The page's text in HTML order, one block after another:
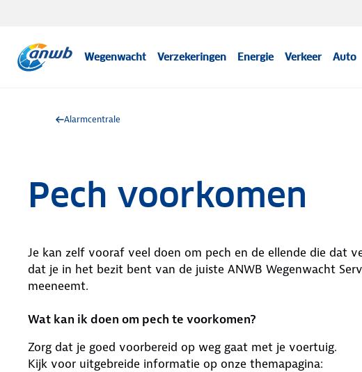
Wegenwacht Verzekeringen Energie Verkeer Auto
Alarmcentrale
Pech voorkomen
Je kan zelf vooraf veel doen om pech en de ellende die dat
dat je in het bezit bent van de juiste ANWB Wegenwacht
meeneemt.
Wat kan ik doen om pech te voorkomen?
Zorg dat je goed voorbereid op weg gaat met je voertuig.
Kijk voor uitgebreide informatie op onze themapagina: